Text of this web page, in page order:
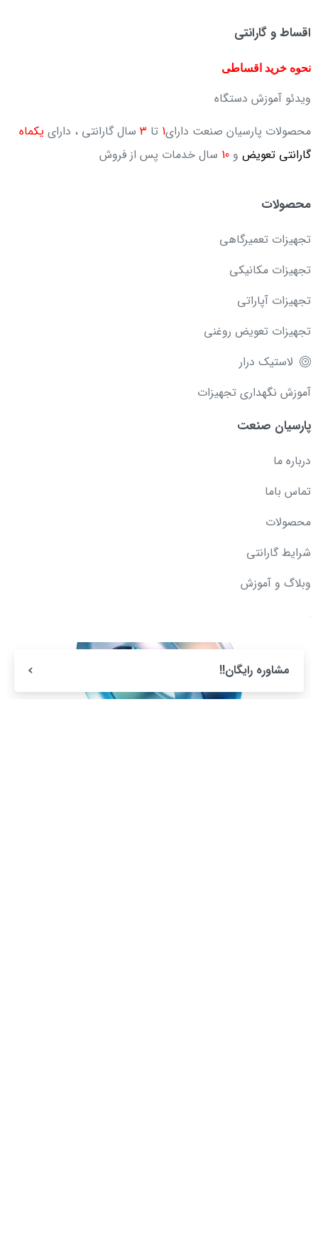
اقساط و گارانتی
نحوه خرید اقساطی
ویدئو آموزش دستگاه
محصولات پارسیان صنعت دارای1 تا 3 سال گارانتی ، دارای یکماه
گارانتی تعویض و 10 سال خدمات پس از فروش
محصولات
تجهیزات تعمیرگاهی
تجهیزات مکانیکی
تجهیزات آپاراتی
تجهیزات تعویض روغنی
لاستیک درار
آموزش نگهداری تجهیزات
پارسیان صنعت
درباره ما
تماس باما
محصولات
شرایط گارانتی
وبلاگ و آموزش
مشاوره رایگان!!